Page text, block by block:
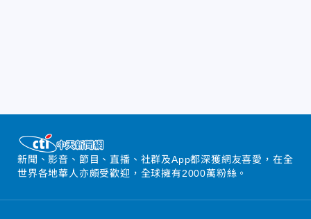
新聞、影音、節目、直播、社群及App都深獲網友喜愛，在全
世界各地華人亦頗受歡迎，全球擁有2000萬粉絲。